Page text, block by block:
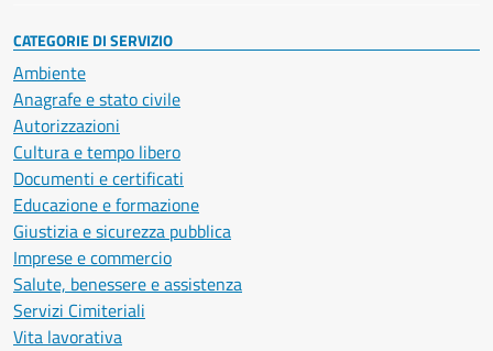
CATEGORIE DI SERVIZIO
Ambiente
Anagrafe e stato civile
Autorizzazioni
Cultura e tempo libero
Documenti e certificati
Educazione e formazione
Giustizia e sicurezza pubblica
Imprese e commercio
Salute, benessere e assistenza
Servizi Cimiteriali
Vita lavorativa